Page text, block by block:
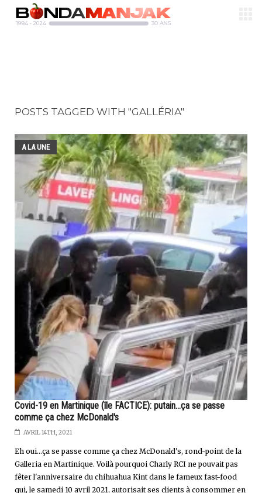
POSTS TAGGED WITH "GALLÉRIA"
A LA UNE
Covid-19 en Martinique (île FACTICE): putain...ça se passe
comme ça chez McDonald's
AVRIL 14TH, 2021
Eh oui...ça se passe comme ça chez McDonald's, rond-point de la
Galleria en Martinique. Voilà pourquoi Charly RCI ne pouvait pas
fêter l'anniversaire du chihuahua Kint dans le fameux fast-food
qui, le samedi 10 avril 2021, autorisait ses clients à consommer en